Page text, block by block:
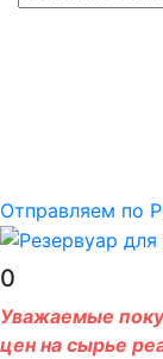
Отправляем по
0
Уважаемые
цен на сырье